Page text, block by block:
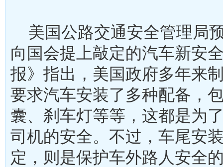
美国公路交通安全管理局
向国会提上敲定的汽车新安
报》指出，美国政府多年来
要求汽车安装了多种配备，
囊、刹车灯等等，这都是为
司机的安全。不过，车尾安
定，则是保护车外路人安全